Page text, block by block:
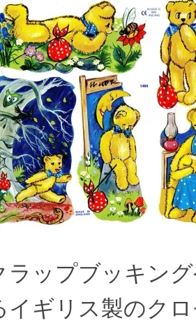
ラップブッキン
イギリス製のク